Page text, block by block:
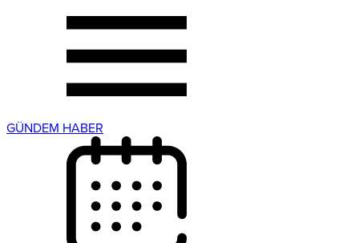
GÜNDEM HABER